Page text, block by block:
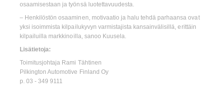
osaamisestaan ja työnsä luotettavuudesta.
– Henkilöstön osaaminen, motivaatio ja halu tehdä parhaansa ovat
yksi isoimmista kilpailukyvyn varmistajista kansainvälisillä, erittäin
kilpailuilla markkinoilla, sanoo Kuusela.
Lisätietoja:
Toimitusjohtaja Rami Tähtinen
Pilkington Automotive Finland Oy
p. 03 - 349 9111